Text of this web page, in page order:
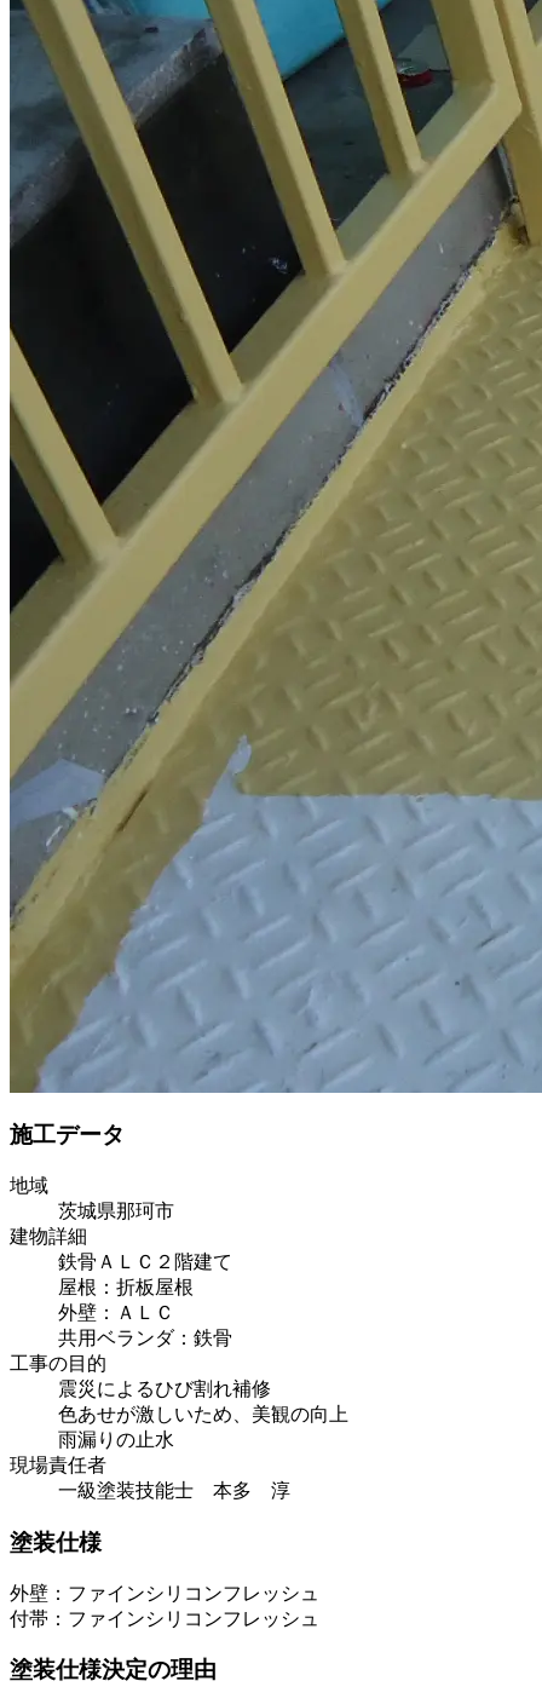
施工データ
地域
茨城県那珂市
建物詳細
鉄骨ＡＬＣ２階建て
屋根：折板屋根
外壁：ＡＬＣ
共用ベランダ：鉄骨
工事の目的
震災によるひび割れ補修
色あせが激しいため、美観の向上
雨漏りの止水
現場責任者
一級塗装技能士 本多 淳
塗装仕様
外壁：ファインシリコンフレッシュ
付帯：ファインシリコンフレッシュ
塗装仕様決定の理由